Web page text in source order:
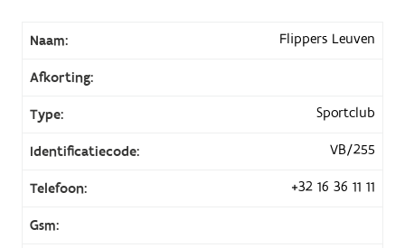
Naam: Flippers Leuven
Afkorting:
Type: Sportclub
Identificatiecode: VB/255
Telefoon: +32 16 36 11 11
Gsm: